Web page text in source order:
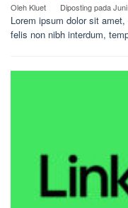
Oleh Kluet Diposting pada
Lorem ipsum dolor sit
felis non nibh interdum,